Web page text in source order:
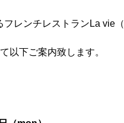
レンチレストランLa vie
以下ご案内致します。